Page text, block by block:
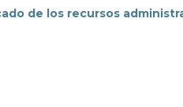
de los recursos